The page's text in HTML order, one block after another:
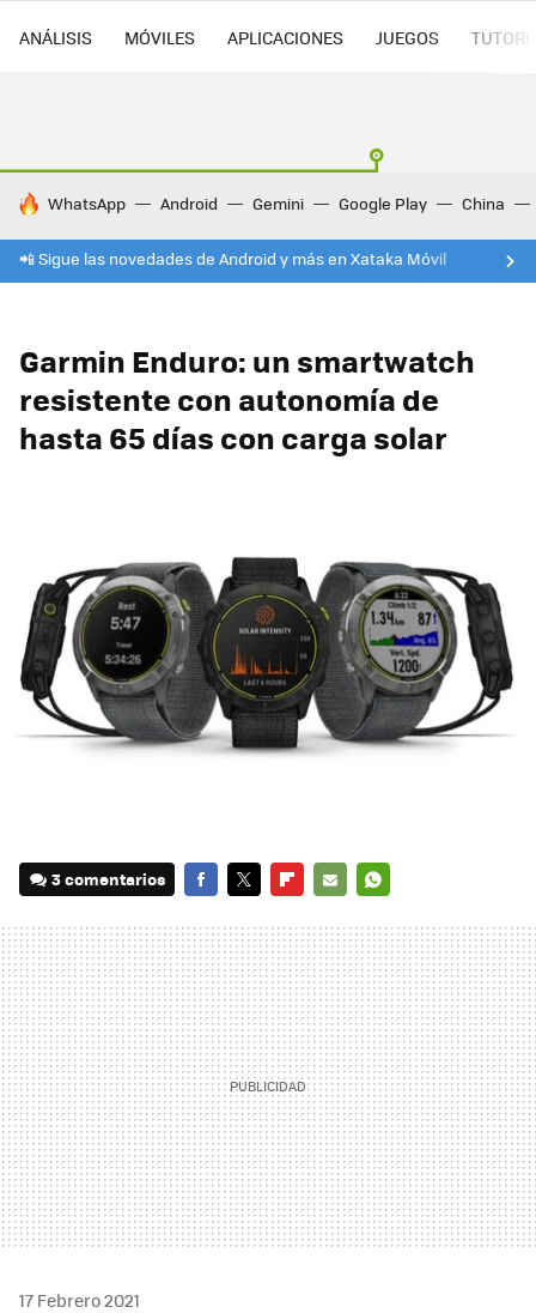
ANÁLISIS MÓVILES APLICACIONES JUEGOS
HOY SE HABLA DE
WhatsApp Android Gemini Google Play China
📲 Sigue las novedades de Android y más en Xataka Móvil
Garmin Enduro: un smartwatch
resistente con autonomía de
hasta 65 días con carga solar
3 comentarios
MAIL
17 Febrero 2021